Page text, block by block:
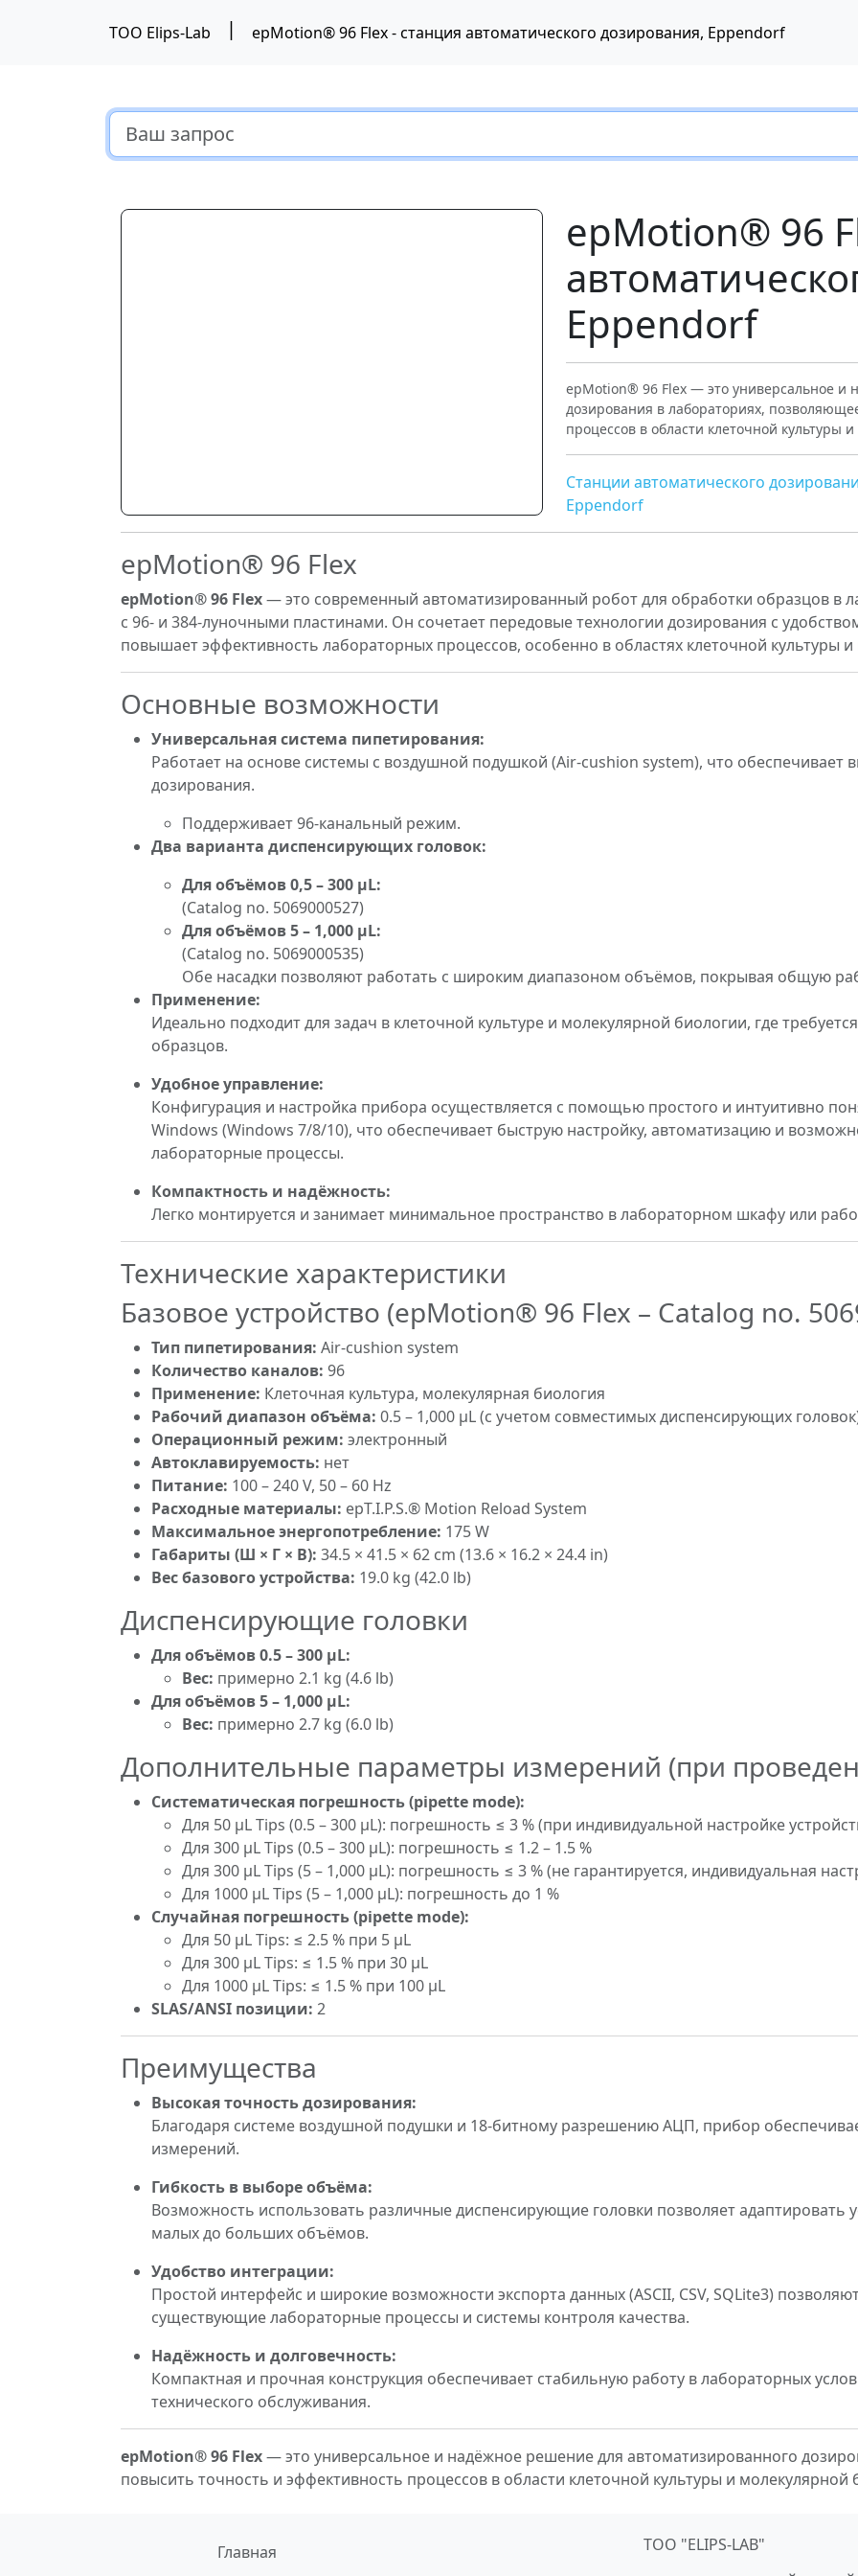
ТОО Elips-Lab | epMotion® 96 Flex - станция автоматического дозирования, Eppendorf
epMotion® 96
Eppendorf
epMotion® 96 Flex — это универсальное и
дозирования в лабораториях,
процессов в области клеточной культуры
Станции автоматического
Eppendorf
epMotion® 96 Flex
epMotion® 96 Flex— это современный автоматизированный робот для обработки образцов в
с 96- и 384-луночными пластинами. Он сочетает передовые технологии дозирования с
повышает эффективность лабораторных процессов, особенно в областях клеточной культуры
Основные возможности
Универсальная система пипетирования:
Работает на основе системы с воздушной подушкой (Air-cushion system), что обеспечивает
дозирования.
Поддерживает 96-канальный режим.
Два варианта диспенсирующих головок:
Для объёмов 0,5 – 300 µL:
(Catalog no. 5069000527)
Для объёмов 5 – 1,000 µL:
(Catalog no. 5069000535)
Обе насадки позволяют работать с широким диапазоном объёмов, покрывая общую
Применение:
Идеально подходит для задач в клеточной культуре и молекулярной биологии, где
образцов.
Удобное управление:
Конфигурация и настройка прибора осуществляется с помощью простого и интуитивно
Windows (Windows 7/8/10), что обеспечивает быструю настройку, автоматизацию и
лабораторные процессы.
Компактность и надёжность:
Легко монтируется и занимает минимальное пространство в лабораторном шкафу или
Технические характеристики
Базовое устройство (epMotion® 96 Flex – Catalog no.
Тип пипетирования: Air-cushion system
Количество каналов: 96
Применение: Клеточная культура, молекулярная биология
Рабочий диапазон объёма: 0.5 – 1,000 µL (с учетом совместимых диспенсирующих
Операционный режим: электронный
Автоклавируемость: нет
Питание: 100 – 240 V, 50 – 60 Hz
Расходные материалы: epT.I.P.S.® Motion Reload System
Максимальное энергопотребление: 175 W
Габариты (Ш × Г × В): 34.5 × 41.5 × 62 cm (13.6 × 16.2 × 24.4 in)
Вес базового устройства: 19.0 kg (42.0 lb)
Диспенсирующие головки
Для объёмов 0.5 – 300 µL:
Вес: примерно 2.1 kg (4.6 lb)
Для объёмов 5 – 1,000 µL:
Вес: примерно 2.7 kg (6.0 lb)
Дополнительные параметры измерений (при
Систематическая погрешность (pipette mode):
Для 50 µL Tips (0.5 – 300 µL): погрешность ≤ 3 % (при индивидуальной настройке
Для 300 µL Tips (0.5 – 300 µL): погрешность ≤ 1.2 – 1.5 %
Для 300 µL Tips (5 – 1,000 µL): погрешность ≤ 3 % (не гарантируется, индивидуальная
Для 1000 µL Tips (5 – 1,000 µL): погрешность до 1 %
Случайная погрешность (pipette mode):
Для 50 µL Tips: ≤ 2.5 % при 5 µL
Для 300 µL Tips: ≤ 1.5 % при 30 µL
Для 1000 µL Tips: ≤ 1.5 % при 100 µL
SLAS/ANSI позиции: 2
Преимущества
Высокая точность дозирования:
Благодаря системе воздушной подушки и 18-битному разрешению АЦП, прибор
измерений.
Гибкость в выборе объёма:
Возможность использовать различные диспенсирующие головки позволяет адаптировать
малых до больших объёмов.
Удобство интеграции:
Простой интерфейс и широкие возможности экспорта данных (ASCII, CSV, SQLite3)
существующие лабораторные процессы и системы контроля качества.
Надёжность и долговечность:
Компактная и прочная конструкция обеспечивает стабильную работу в лабораторных
технического обслуживания.
epMotion® 96 Flex— это универсальное и надёжное решение для автоматизированного
повысить точность и эффективность процессов в области клеточной культуры и молекулярной
Главная
ТОО "ELIPS-LAB"